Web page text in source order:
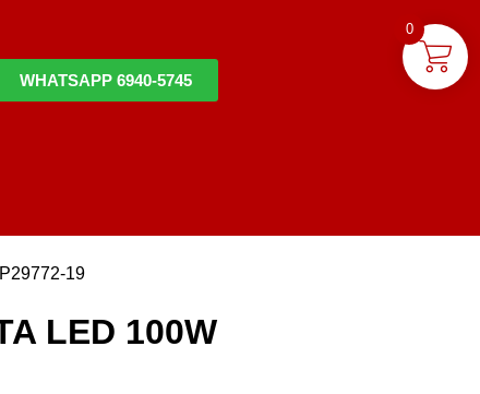
WHATSAPP 6940-5745
19
LED 100W
0